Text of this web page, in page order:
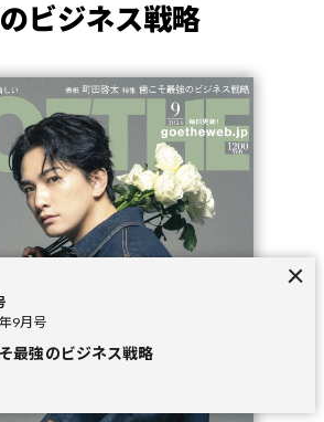
ビジネス戦略
9月号
最強のビジネス戦略